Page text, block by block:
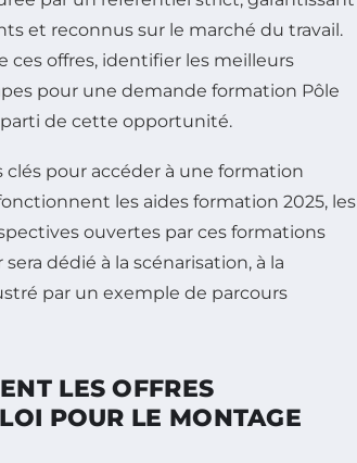
et reconnus sur le marché du travail.
offres, identifier les meilleurs
pour une demande formation Pôle
de cette opportunité.
clés pour accéder à une formation
les aides formation 2025, les
ouvertes par ces formations
dédié à la scénarisation, à la
par un exemple de parcours
LES OFFRES
POUR LE MONTAGE